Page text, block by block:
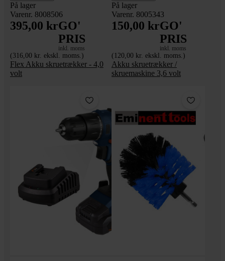
På lager
Varenr. 8008506
395,00 krGO'
PRIS
inkl. moms
(316,00 kr. ekskl. moms.)
Flex Akku skruetrækker - 4,0
volt
På lager
Varenr. 8005343
150,00 krGO'
PRIS
inkl. moms
(120,00 kr. ekskl. moms.)
Akku skruetrækker /
skruemaskine 3,6 volt